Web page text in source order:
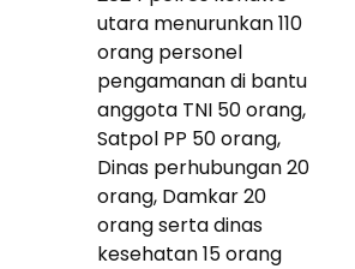
utara menurunkan 110
orang personel
pengamanan di bantu
anggota TNI 50 orang,
Satpol PP 50 orang,
Dinas perhubungan 20
orang, Damkar 20
orang serta dinas
kesehatan 15 orang